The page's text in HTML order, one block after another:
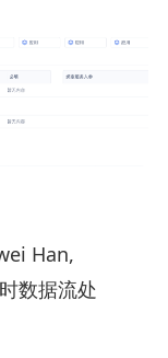
Han,
数据流处